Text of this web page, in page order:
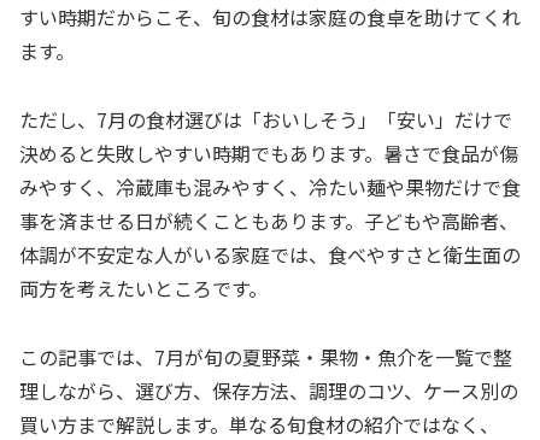
すい時期だからこそ、旬の食材は家庭の食卓を助けてくれ
ます。
ただし、7月の食材選びは「おいしそう」「安い」だけで
決めると失敗しやすい時期でもあります。暑さで食品が傷
みやすく、冷蔵庫も混みやすく、冷たい麺や果物だけで食
事を済ませる日が続くこともあります。子どもや高齢者、
体調が不安定な人がいる家庭では、食べやすさと衛生面の
両方を考えたいところです。
この記事では、7月が旬の夏野菜・果物・魚介を一覧で整
理しながら、選び方、保存方法、調理のコツ、ケース別の
買い方まで解説します。単なる旬食材の紹介ではなく、